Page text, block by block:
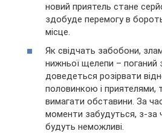
новий приятель стане
здобуде перемогу в
місце.
Як свідчать забобони,
нижньої щелепи – поганий
доведеться розірвати
половинкою і приятелями,
вимагати обставини. За
моменти забудуться, з-за
будуть неможливі.